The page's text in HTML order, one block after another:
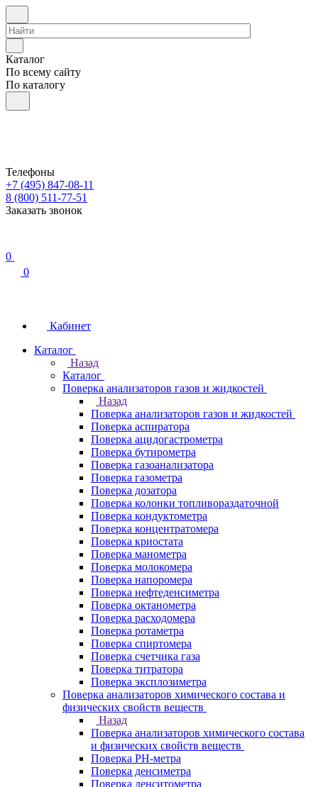
Каталог
По всему сайту
По каталогу
Телефоны
+7 (495) 847-08-11
8 (800) 511-77-51
Заказать звонок
0
0
Кабинет
Каталог
Назад
Каталог
Поверка анализаторов газов и жидкостей
Назад
Поверка анализаторов газов и жидкостей
Поверка аспиратора
Поверка ацидогастрометра
Поверка бутирометра
Поверка газоанализатора
Поверка газометра
Поверка дозатора
Поверка колонки топливораздаточной
Поверка кондуктометра
Поверка концентратомера
Поверка криостата
Поверка манометра
Поверка молокомера
Поверка напоромера
Поверка нефтеденсиметра
Поверка октанометра
Поверка расходомера
Поверка ротаметра
Поверка спиртомера
Поверка счетчика газа
Поверка титратора
Поверка эксплозиметра
Поверка анализаторов химического состава и
физических свойств веществ
Назад
Поверка анализаторов химического состава
и физических свойств веществ
Поверка PH-метра
Поверка денсиметра
Поверка денситометра